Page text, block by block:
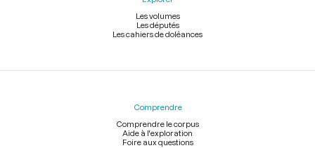
Les volumes
Les députés
Les cahiers de doléances
Comprendre
Comprendre le corpus
Aide à l'exploration
Foire aux questions